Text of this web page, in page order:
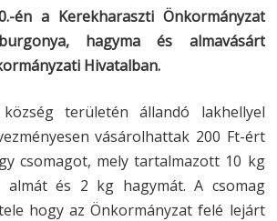
én a Kerekharaszti Önkormányzat
hagyma és almavásárt
Hivatalban.
területén állandó lakhellyel
vásárolhattak 200 Ft-ért
csomagot, mely tartalmazott 10 kg
és 2 kg hagymát. A csomag
hogy az Önkormányzat felé lejárt